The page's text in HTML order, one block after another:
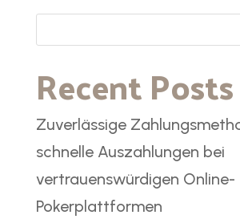
Recent Posts
Zuverlässige
schnelle Auszahlungen bei
vertrauenswürdigen Online-
Pokerplattformen